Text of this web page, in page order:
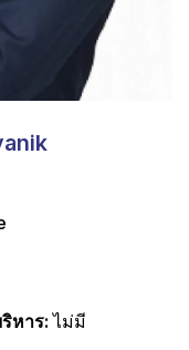
หาร:ไม่มี